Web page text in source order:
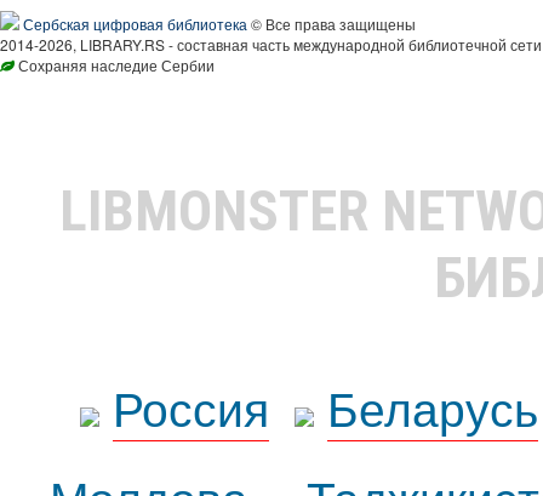
Сербская цифровая библиотека © Все права защищены
2014-2026, LIBRARY.RS - составная часть международной библиотечной
Сохраняя наследие Сербии
LIBMONSTER
Россия
Беларусь